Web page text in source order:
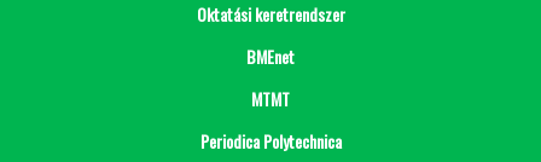
Oktatási keretrendszer
BMEnet
MTMT
Periodica Polytechnica